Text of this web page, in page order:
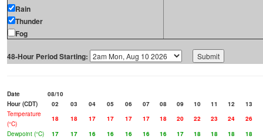
Rain
Thunder
Fog
48-Hour Period Starting:
Date
08/10
Hour (CDT)
02 03 04 05 06 07 08 09 10 11 12
13
Temperature
(°C)
18 18 17 17 17 17 18 20 22 23 24
26
Dewpoint (°C)
17 17 16 16 16 16 16 17 18 18 18
18